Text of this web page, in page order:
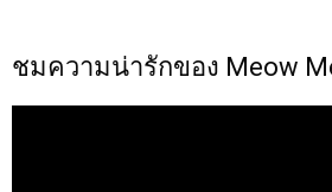
ชมความน่ารักของ Meow